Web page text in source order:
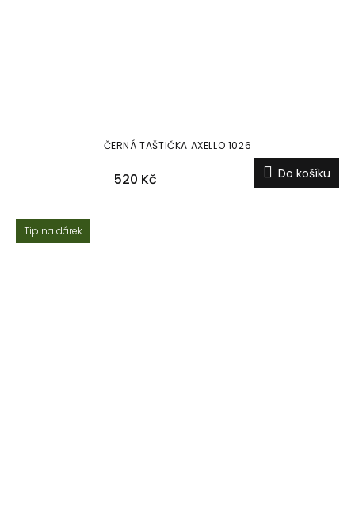
ČERNÁ TAŠTIČKA AXELLO 1026
520 Kč Do košíku
Tip na dárek